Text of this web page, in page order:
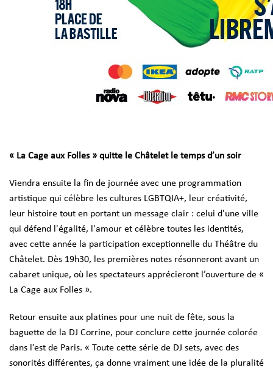
« La Cage aux Folles » quitte le Châtelet le temps d’un soir
Viendra ensuite la fin de journée avec une programmation
artistique qui célèbre les cultures LGBTQIA+, leur créativité,
leur histoire tout en portant un message clair : celui d'une ville
qui défend l'égalité, l'amour et célèbre toutes les identités,
avec cette année la participation exceptionnelle du Théâtre du
Châtelet. Dès 19h30, les premières notes résonneront avant un
cabaret unique, où les spectateurs apprécieront l’ouverture de «
La Cage aux Folles ».
Retour ensuite aux platines pour une nuit de fête, sous la
baguette de la DJ Corrine, pour conclure cette journée colorée
dans l’est de Paris. « Toute cette série de DJ sets, avec des
sonorités différentes, ça donne vraiment une idée de la pluralité